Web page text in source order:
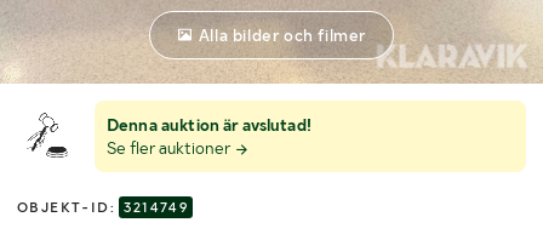
Denna auktion är avslutad!
Se fler auktioner
OBJEKT-ID: 3214749
Alla bilder och filmer